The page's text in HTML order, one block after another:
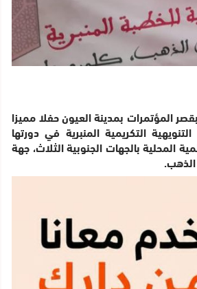
يوم الاربعاء 23 اكتوبر الجاري ، بقصر المؤتمرات بمدينة العيون حفلا مميزا
التكريمية المنبرية في دورتها
العلمية المحلية بالجهات الجنوبية الثلاث، جهة